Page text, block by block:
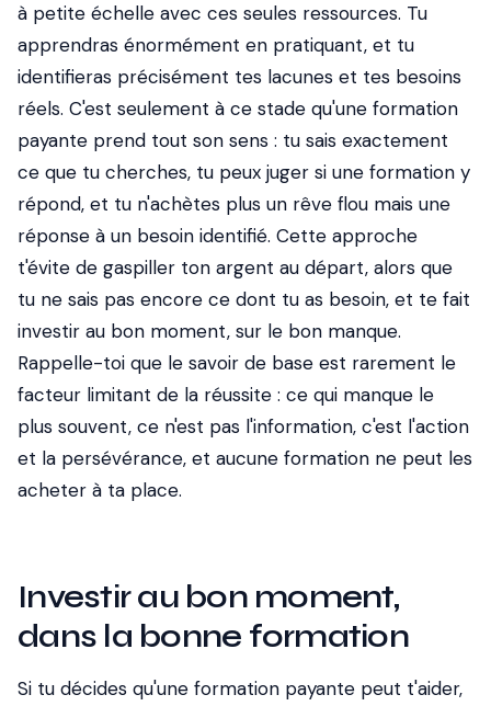
à petite échelle avec ces seules ressources. Tu
apprendras énormément en pratiquant, et tu
identifieras précisément tes lacunes et tes besoins
réels. C'est seulement à ce stade qu'une formation
payante prend tout son sens : tu sais exactement
ce que tu cherches, tu peux juger si une formation y
répond, et tu n'achètes plus un rêve flou mais une
réponse à un besoin identifié. Cette approche
t'évite de gaspiller ton argent au départ, alors que
tu ne sais pas encore ce dont tu as besoin, et te fait
investir au bon moment, sur le bon manque.
Rappelle-toi que le savoir de base est rarement le
facteur limitant de la réussite : ce qui manque le
plus souvent, ce n'est pas l'information, c'est l'action
et la persévérance, et aucune formation ne peut les
acheter à ta place.
Investir au bon moment,
dans la bonne formation
Si tu décides qu'une formation payante peut t'aider,